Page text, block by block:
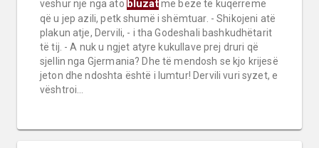
veshur një nga ato bluzatme beze të kuqërreme
që u jep azili, petk shumë i shëmtuar. - Shikojeni atë
plakun atje, Dervili, - i tha Godeshali bashkudhëtarit
të tij. - A nuk u ngjet atyre kukullave prej druri që
sjellin nga Gjermania? Dhe të mendosh se kjo krijesë
jeton dhe ndoshta është i lumtur! Dervili vuri syzet, e
vështroi...